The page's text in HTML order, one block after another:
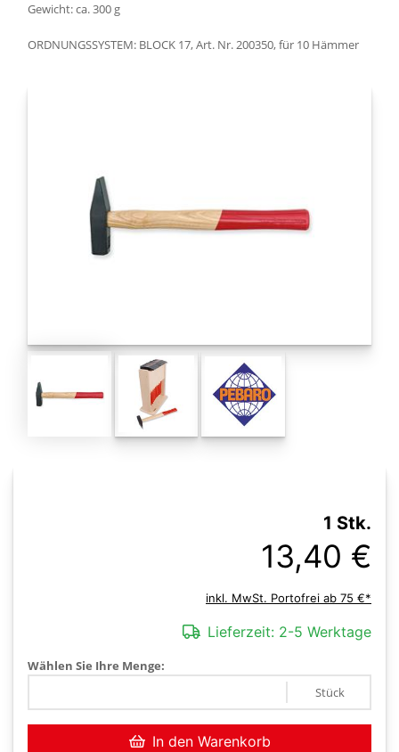
Gewicht: ca. 300 g
ORDNUNGSSYSTEM: BLOCK 17, Art. Nr. 200350, für 10 Hämmer
1 Stk.
13,40 €
inkl. MwSt. Portofrei ab 75 €*
Lieferzeit: 2-5 Werktage
Wählen Sie Ihre Menge:
Stück
In den Warenkorb